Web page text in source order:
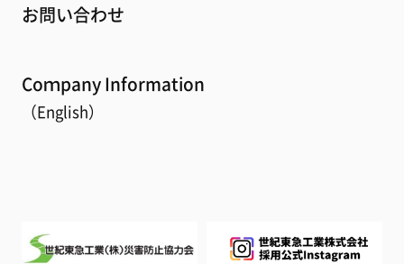
お問い合わせ
Coｍpany Information
（English）